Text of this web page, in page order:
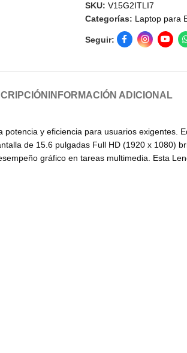
SKU: V15G2ITLI7
Categorías: Laptop para
Seguir:
INFORMACIÓN ADICIONAL
y eficiencia para usuarios exigentes.
de 15.6 pulgadas Full HD (1920 x 1080)
gráfico en tareas multimedia. Esta